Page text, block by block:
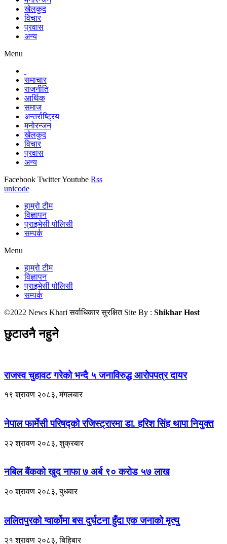
खेलकुद
विचार
प्रवास
अन्य
Menu
समाचार
राजनीति
आर्थिक
समाज
अन्तर्राष्ट्रिय
मनोरन्जन
खेलकुद
विचार
प्रवास
अन्य
Facebook TwitterYoutube Rss
unicode
हाम्रो टीम
विज्ञापन
प्राइभेसी पोलिसी
सम्पर्क
Menu
हाम्रो टीम
विज्ञापन
प्राइभेसी पोलिसी
सम्पर्क
©2022 News Khari सर्वाधिकार सुरक्षित Site By : Shikhar Host
छुटाउनै नहुने
राजस्व चुहावट गरेको भन्दै ५ जनाविरुद्ध आरोपपत्र दायर
१९ श्रावण २०८३, मंगलबार
नेपाल फार्मेसी परिषद्को रजिस्ट्रारमा डा. हरिश सिंह थापा नियुक्त
२२ श्रावण २०८३, शुक्रबार
नबिल बैंकको खुद नाफा ७ अर्ब ९० करोड ५७ लाख
२० श्रावण २०८३, बुधबार
ललितपुरको ग्वार्कोमा बस दुर्घटना हुँदा एक जनाको मृत्यु
२१ श्रावण २०८३, बिहिबार